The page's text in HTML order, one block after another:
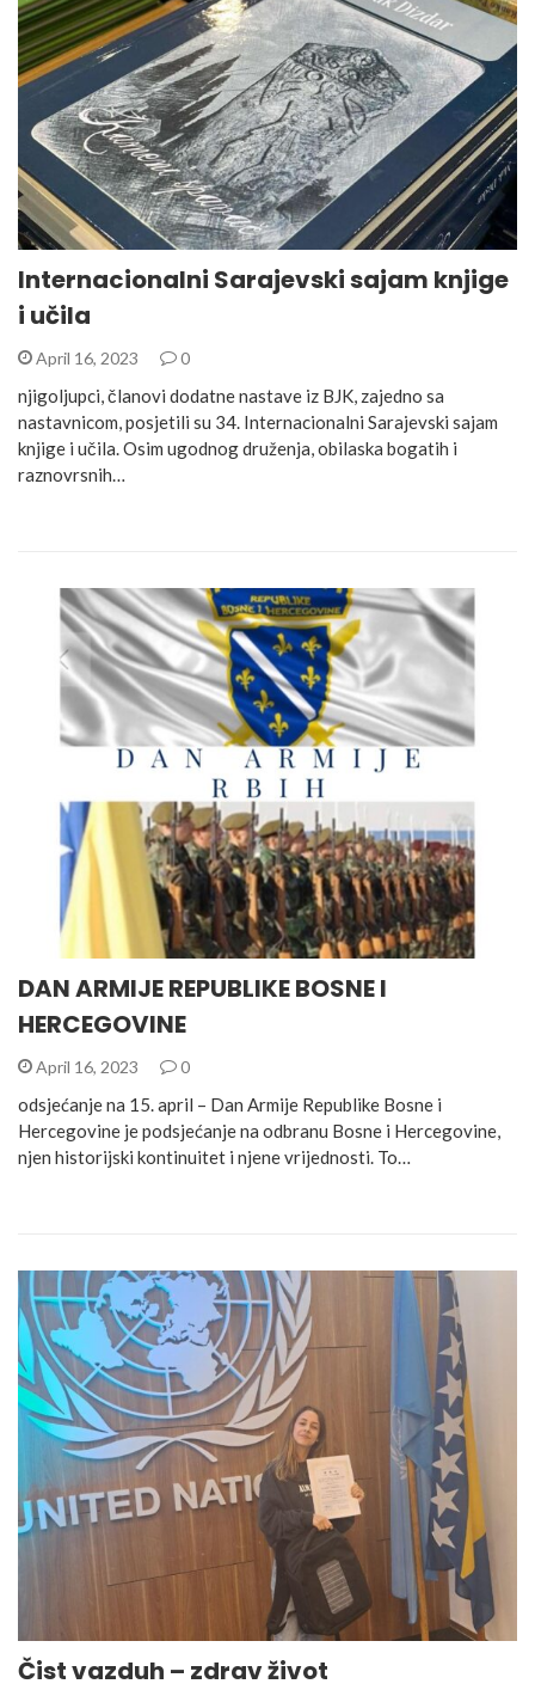
Internacionalni Sarajevski sajam knjige
i učila
April 16, 2023 0
njigoljupci, članovi dodatne nastave iz BJK, zajedno sa
nastavnicom, posjetili su 34. Internacionalni Sarajevski sajam
knjige i učila. Osim ugodnog druženja, obilaska bogatih i
raznovrsnih…
DAN ARMIJE REPUBLIKE BOSNE I
HERCEGOVINE
April 16, 2023 0
odsjećanje na 15. april – Dan Armije Republike Bosne i
Hercegovine je podsjećanje na odbranu Bosne i Hercegovine,
njen historijski kontinuitet i njene vrijednosti. To…
Čist vazduh – zdrav život